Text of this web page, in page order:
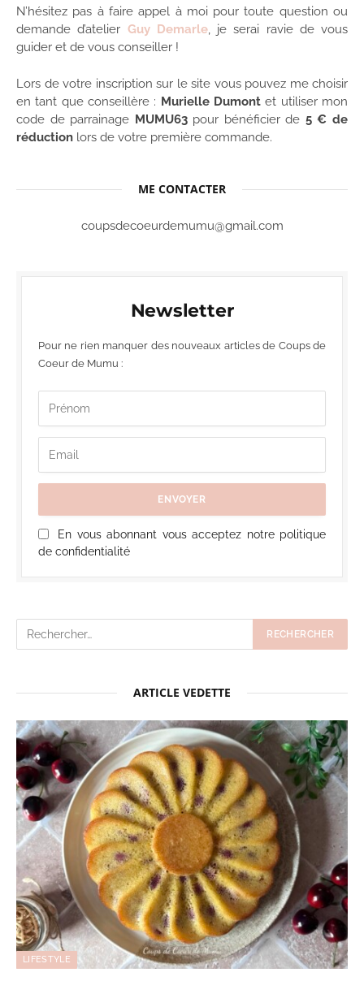
N’hésitez pas à faire appel à moi pour toute question ou
demande d’atelier Guy Demarle, je serai ravie de vous
guider et de vous conseiller !
Lors de votre inscription sur le site vous pouvez me choisir
en tant que conseillère : Murielle Dumont et utiliser mon
code de parrainage MUMU63pour bénéficier de 5 € de
réduction lors de votre première commande.
ME CONTACTER
coupsdecoeurdemumu@gmail.com
Newsletter
Pour ne rien manquer des nouveaux articles de Coups de
Coeur de Mumu :
En vous abonnant vous acceptez notre politique
de confidentialité
ARTICLE VEDETTE
LIFESTYLE